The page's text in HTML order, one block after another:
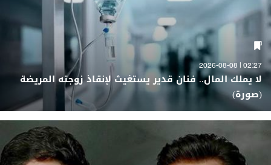
02:27 | 2026-08-08
لا يملك المال.. فنان قدير يستغيث لإنقاذ زوجته المريضة
(صورة)